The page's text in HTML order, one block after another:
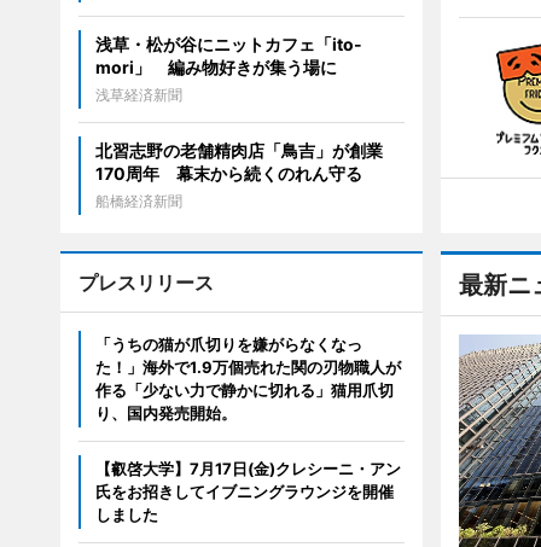
最新ニ
浅草・松が谷にニットカフェ「ito-
mori」 編み物好きが集う場に
浅草経済新聞
北習志野の老舗精肉店「鳥吉」が創業
170周年 幕末から続くのれん守る
船橋経済新聞
プレスリリース
「うちの猫が爪切りを嫌がらなくなっ
た！」海外で1.9万個売れた関の刃物職人が
作る「少ない力で静かに切れる」猫用爪切
り、国内発売開始。
【叡啓大学】7月17日(金)クレシーニ・アン
氏をお招きしてイブニングラウンジを開催
しました